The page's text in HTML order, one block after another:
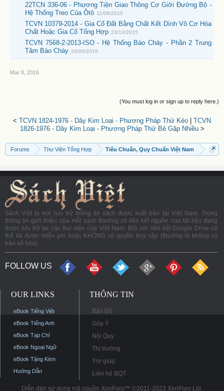
22TCN 336-06 - Phương Tiện Giao Thông Cơ Giới Đường Bộ -
Hệ Thống Treo Của Ôtô 11/08/2015
TCVN 10379-2014 - Gia Cố Đất Bằng Chất Kết Dính Vô Cơ Hóa
Chất Hoặc Gia Cố Tổng Hợp 23/10/2015
TCVN 7568-2-2013-ISO - Hệ Thống Báo Cháy - Phần 2 Trung
Tâm Báo Cháy 23/05/2016
Mar 8, 2016
(You must log in or sign up to reply here.)
< TCVN 1824-1976 - Dây Kim Loại - Phương Pháp Thử Kéo | TCVN
1826-1976 - Dây Kim Loại - Phương Pháp Thử Bẻ Gập Nhiều>
Forums Thư Viện Tổng Hợp Tiêu Chuẩn, Quy Chuẩn Việt Nam
Sách Việt là nơi lưu trữ thông tin sách được xuất bản tại Việt Nam. Trong
thông tin giới thiệu của mỗi sách thường có liên kết nguồn của tài liệu đang
được lưu trữ tại các thư viện của Việt Nam. Đối với liên kết Google Drive có
thể tải được miễn phí hoặc KHÔNG có quyền truy cập (thường là không có
bản số hóa).
FOLLOW US
OUR LINKS
eBook Tiếng Việt
eBook Tiếng Anh
eBook Tạp Chí
eBook Ngoại Ngữ
eBook Tặng Kèm
Hướng Dẫn
THÔNG TIN
Bản Đồ
Góp Ý
Nội Quy
Thị trường
Trợ giúp
Liên hệ BQT
Diễn đàn sử dụng mã nguồn XenForo™ ©2011-2023 XenForo Ltd.